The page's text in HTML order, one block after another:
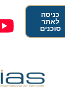
כניסה
לאתר
סוכנים